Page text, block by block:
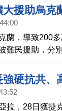
表示，包括歐
援助烏克
蘭，導致200
難民援助，分
而國人捐贈
於台灣的善舉
硬抗共、
拉，28日獲捷